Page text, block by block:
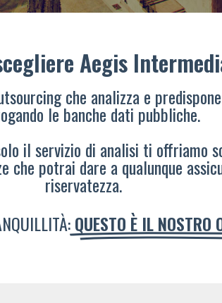
Aegis
che analizza e
le banche dati pubbliche.
il servizio di analisi ti offriamo
potrai dare a qualunque
riservatezza.
QUESTO È IL NOSTRO